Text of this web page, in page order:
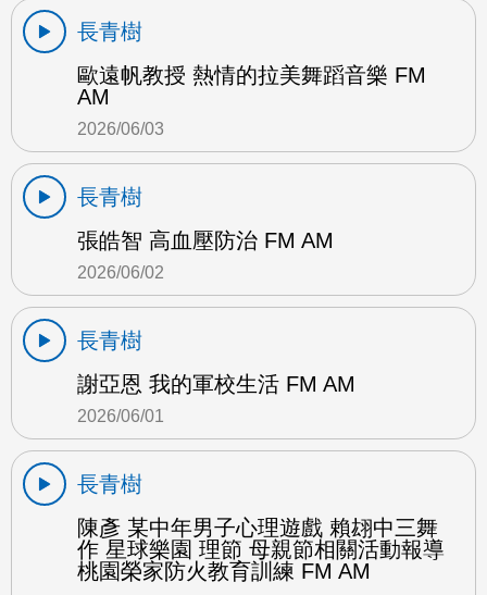
長青樹
歐遠帆教授 熱情的拉美舞蹈音樂 FM
AM
2026/06/03
長青樹
張皓智 高血壓防治 FM AM
2026/06/02
長青樹
謝亞恩 我的軍校生活 FM AM
2026/06/01
長青樹
陳彥 某中年男子心理遊戲 賴翃中三舞
作 星球樂園 理節 母親節相關活動報導
桃園榮家防火教育訓練 FM AM